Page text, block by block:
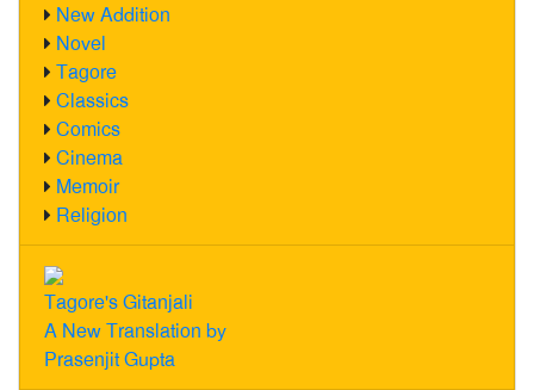
New Addition
Novel
Tagore
Classics
Comics
Cinema
Memoir
Religion
Tagore's Gitanjali
A New Translation by
Prasenjit Gupta